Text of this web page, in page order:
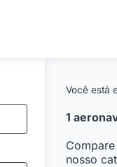
Você está
1
nosso